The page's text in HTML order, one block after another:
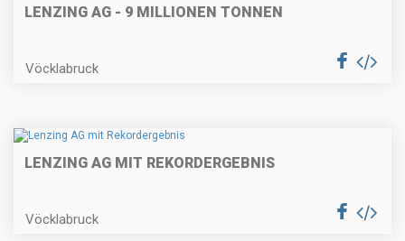
LENZING AG - 9 MILLIONEN TONNEN
Vöcklabruck
LENZING AG MIT REKORDERGEBNIS
Vöcklabruck